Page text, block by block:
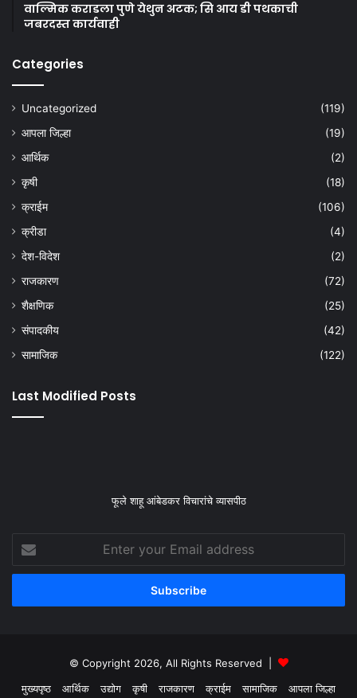
वाल्मिक कराडला पुणे येथुन अटक; सि आय डी पथकाची
जबरदस्त कार्यवाही
Categories
Uncategorized
(119)
आपला जिल्हा
(19)
आर्थिक
(2)
कृषी
(18)
क्राईम
(106)
क्रीडा
(4)
देश-विदेश
(2)
राजकारण
(72)
शैक्षणिक
(25)
संपादकीय
(42)
सामाजिक
(122)
Last Modified Posts
फूले शाहू आंबेडकर विचारांचे व्यासपीठ
your
Email
© Copyright 2026, All Rights Reserved |
मुख्यपृष्ठ
आर्थिक उद्योग कृषी राजकारण क्राईम सामाजिक आपला जिल्हा